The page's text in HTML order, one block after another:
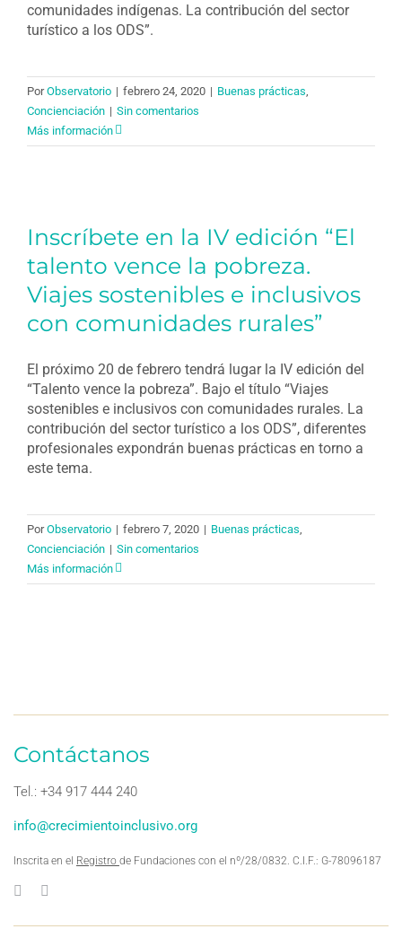
comunidades indígenas. La contribución del sector
turístico a los ODS”.
PorObservatorio | febrero 24, 2020 | Buenas prácticas
Concienciación | Sin comentarios
Más información
Inscríbete en la IV edición “El
talento vence la pobreza.
Viajes sostenibles e inclusivos
con comunidades rurales”
El próximo 20 de febrero tendrá lugar la IV edición del
“Talento vence la pobreza”. Bajo el título “Viajes
sostenibles e inclusivos con comunidades rurales. La
contribución del sector turístico a los ODS”, diferentes
profesionales expondrán buenas prácticas en torno a
este tema.
PorObservatorio | febrero 7, 2020 | Buenas prácticas
Concienciación | Sin comentarios
Más información
Contáctanos
Tel.: +34 917 444 240
info@crecimientoinclusivo.org
Inscrita en el Registro de Fundaciones con el nº/28/0832. C.I.F.: G-78096187